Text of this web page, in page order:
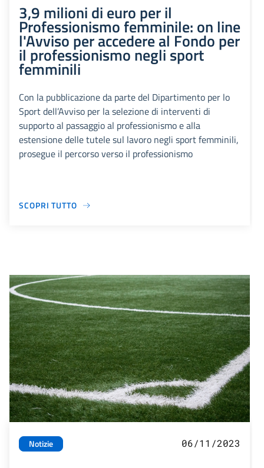
3,9 milioni di euro per il
Professionismo femminile: on line
l'Avviso per accedere al Fondo per
il professionismo negli sport
femminili
Con la pubblicazione da parte del Dipartimento per lo
Sport dell’Avviso per la selezione di interventi di
supporto al passaggio al professionismo e alla
estensione delle tutele sul lavoro negli sport femminili,
prosegue il percorso verso il professionismo
SCOPRI TUTTO
Notizie 06/11/2023